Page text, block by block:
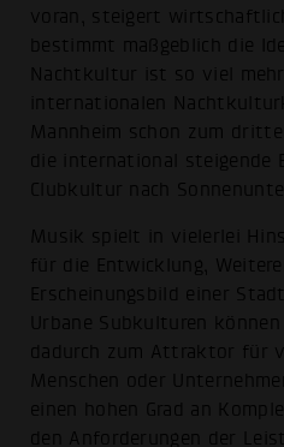
voran, steigert
bestimmt maßgeblich die
Nachtkultur ist so viel
internationalen
Mannheim schon zum
die international steigende
Clubkultur nach
Musik spielt in vielerlei
für die Entwicklung,
Erscheinungsbild einer
Urbane Subkulturen
dadurch zum Attraktor für
Menschen oder
einen hohen Grad an
den Anforderungen der